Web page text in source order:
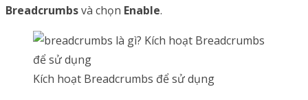
Breadcrumbsvà chọn Enable.
Kích hoạt Breadcrumbs để sử dụng